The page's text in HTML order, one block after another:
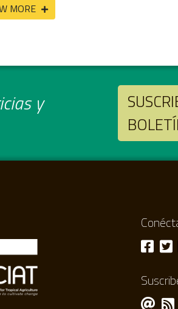
MORE
y